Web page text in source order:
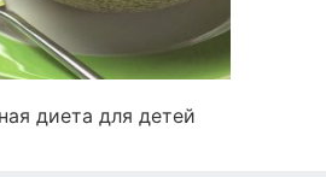
диета для детей